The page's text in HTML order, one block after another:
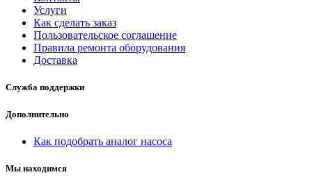
Услуги
Как сделать заказ
Пользовательское соглашение
Правила ремонта оборудования
Доставка
Служба поддержки
Дополнительно
Как подобрать аналог насоса
Мы находимся